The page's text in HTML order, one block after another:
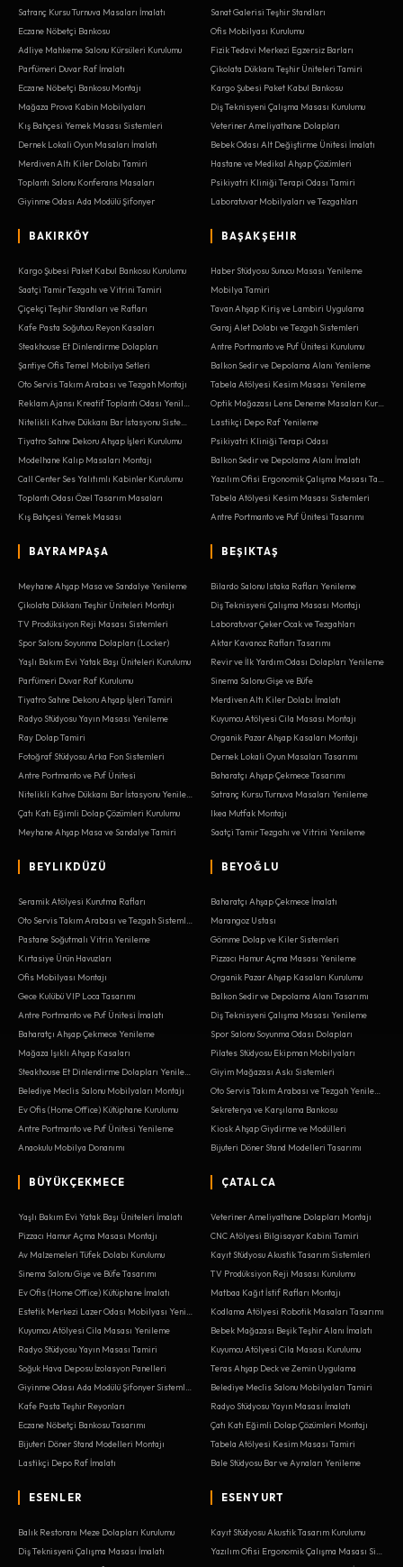
Satranç Kursu Turnuva Masaları İmalatı
Eczane Nöbetçi Bankosu
Adliye Mahkeme Salonu Kürsüleri Kurulumu
Parfümeri Duvar Raf İmalatı
Eczane Nöbetçi Bankosu Montajı
Mağaza Prova Kabin Mobilyaları
Kış Bahçesi Yemek Masası Sistemleri
Dernek Lokali Oyun Masaları İmalatı
Merdiven Altı Kiler Dolabı Tamiri
Toplantı Salonu Konferans Masaları
Giyinme Odası Ada Modülü Şifonyer
Sanat Galerisi Teşhir Standları
Ofis Mobilyası Kurulumu
Fizik Tedavi Merkezi Egzersiz Barları
Çikolata Dükkanı Teşhir Üniteleri Tamiri
Kargo Şubesi Paket Kabul Bankosu
Diş Teknisyeni Çalışma Masası Kurulumu
Veteriner Ameliyathane Dolapları
Bebek Odası Alt Değiştirme Ünitesi İmalatı
Hastane ve Medikal Ahşap Çözümleri
Psikiyatri Kliniği Terapi Odası Tamiri
Laboratuvar Mobilyaları ve Tezgahları
BAKIRKÖY
Kargo Şubesi Paket Kabul Bankosu Kurulumu
Saatçi Tamir Tezgahı ve Vitrini Tamiri
Çiçekçi Teşhir Standları ve Rafları
Kafe Pasta Soğutucu Reyon Kasaları
Steakhouse Et Dinlendirme Dolapları
Şantiye Ofis Temel Mobilya Setleri
Oto Servis Takım Arabası ve Tezgah Montajı
Tiyatro Sahne Dekoru Ahşap İşleri Kurulumu
Modelhane Kalıp Masaları Montajı
Call Center Ses Yalıtımlı Kabinler Kurulumu
Toplantı Odası Özel Tasarım Masaları
Kış Bahçesi Yemek Masası
BAŞAKŞEHIR
Haber Stüdyosu Sunucu Masası Yenileme
Mobilya Tamiri
Tavan Ahşap Kiriş ve Lambiri Uygulama
Garaj Alet Dolabı ve Tezgah Sistemleri
Antre Portmanto ve Puf Ünitesi Kurulumu
Balkon Sedir ve Depolama Alanı Yenileme
Tabela Atölyesi Kesim Masası Yenileme
Lastikçi Depo Raf Yenileme
Psikiyatri Kliniği Terapi Odası
Balkon Sedir ve Depolama Alanı İmalatı
Tabela Atölyesi Kesim Masası Sistemleri
Antre Portmanto ve Puf Ünitesi Tasarımı
BAYRAMPAŞA
Meyhane Ahşap Masa ve Sandalye Yenileme
Çikolata Dükkanı Teşhir Üniteleri Montajı
TV Prodüksiyon Reji Masası Sistemleri
Spor Salonu Soyunma Dolapları (Locker)
Yaşlı Bakım Evi Yatak Başı Üniteleri Kurulumu
Parfümeri Duvar Raf Kurulumu
Tiyatro Sahne Dekoru Ahşap İşleri Tamiri
Radyo Stüdyosu Yayın Masası Yenileme
Ray Dolap Tamiri
Fotoğraf Stüdyosu Arka Fon Sistemleri
Antre Portmanto ve Puf Ünitesi
Çatı Katı Eğimli Dolap Çözümleri Kurulumu
Meyhane Ahşap Masa ve Sandalye Tamiri
BEŞIKTAŞ
Bilardo Salonu Istaka Rafları Yenileme
Diş Teknisyeni Çalışma Masası Montajı
Laboratuvar Çeker Ocak ve Tezgahları
Aktar Kavanoz Rafları Tasarımı
Revir ve İlk Yardım Odası Dolapları Yenileme
Sinema Salonu Gişe ve Büfe
Merdiven Altı Kiler Dolabı İmalatı
Kuyumcu Atölyesi Cila Masası Montajı
Organik Pazar Ahşap Kasaları Montajı
Dernek Lokali Oyun Masaları Tasarımı
Baharatçı Ahşap Çekmece Tasarımı
Satranç Kursu Turnuva Masaları Yenileme
Ikea Mutfak Montajı
Saatçi Tamir Tezgahı ve Vitrini Yenileme
BEYLIKDÜZÜ
Seramik Atölyesi Kurutma Rafları
Pastane Soğutmalı Vitrin Yenileme
Kırtasiye Ürün Havuzları
Ofis Mobilyası Montajı
Gece Kulübü VIP Loca Tasarımı
Antre Portmanto ve Puf Ünitesi İmalatı
Baharatçı Ahşap Çekmece Yenileme
Mağaza Işıklı Ahşap Kasaları
Belediye Meclis Salonu Mobilyaları Montajı
Ev Ofis (Home Office) Kütüphane Kurulumu
Antre Portmanto ve Puf Ünitesi Yenileme
Anaokulu Mobilya Donanımı
BEYOĞLU
Baharatçı Ahşap Çekmece İmalatı
Marangoz Ustası
Gömme Dolap ve Kiler Sistemleri
Pizzacı Hamur Açma Masası Yenileme
Organik Pazar Ahşap Kasaları Kurulumu
Balkon Sedir ve Depolama Alanı Tasarımı
Diş Teknisyeni Çalışma Masası Yenileme
Spor Salonu Soyunma Odası Dolapları
Pilates Stüdyosu Ekipman Mobilyaları
Giyim Mağazası Askı Sistemleri
Sekreterya ve Karşılama Bankosu
Kiosk Ahşap Giydirme ve Modülleri
Bijuteri Döner Stand Modelleri Tasarımı
BÜYÜKÇEKMECE
Yaşlı Bakım Evi Yatak Başı Üniteleri İmalatı
Pizzacı Hamur Açma Masası Montajı
Av Malzemeleri Tüfek Dolabı Kurulumu
Sinema Salonu Gişe ve Büfe Tasarımı
Ev Ofis (Home Office) Kütüphane İmalatı
Kuyumcu Atölyesi Cila Masası Yenileme
Radyo Stüdyosu Yayın Masası Tamiri
Soğuk Hava Deposu İzolasyon Panelleri
Kafe Pasta Teşhir Reyonları
Eczane Nöbetçi Bankosu Tasarımı
Bijuteri Döner Stand Modelleri Montajı
Lastikçi Depo Raf İmalatı
ÇATALCA
Veteriner Ameliyathane Dolapları Montajı
CNC Atölyesi Bilgisayar Kabini Tamiri
Kayıt Stüdyosu Akustik Tasarım Sistemleri
TV Prodüksiyon Reji Masası Kurulumu
Matbaa Kağıt İstif Rafları Montajı
Kodlama Atölyesi Robotik Masaları Tasarımı
Bebek Mağazası Beşik Teşhir Alanı İmalatı
Kuyumcu Atölyesi Cila Masası Kurulumu
Teras Ahşap Deck ve Zemin Uygulama
Belediye Meclis Salonu Mobilyaları Tamiri
Radyo Stüdyosu Yayın Masası İmalatı
Çatı Katı Eğimli Dolap Çözümleri Montajı
Tabela Atölyesi Kesim Masası Tamiri
Bale Stüdyosu Bar ve Aynaları Yenileme
ESENLER
Balık Restoranı Meze Dolapları Kurulumu
Diş Teknisyeni Çalışma Masası İmalatı
ESENYURT
Kayıt Stüdyosu Akustik Tasarım Kurulumu